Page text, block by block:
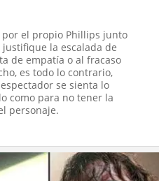
el propio Phillips junto
justifique la escalada de
de empatía o al fracaso
es todo lo contrario,
se sienta lo
como para no tener la
personaje.